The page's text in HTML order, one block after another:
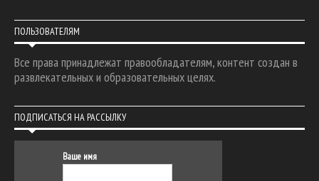
ПОЛЬЗОВАТЕЛЯМ
Все права принадлежат правообладателям, контент создан в
развлекательных и образовательных целях.
ПОДПИСАТЬСЯ НА РАССЫЛКУ
Ваше имя